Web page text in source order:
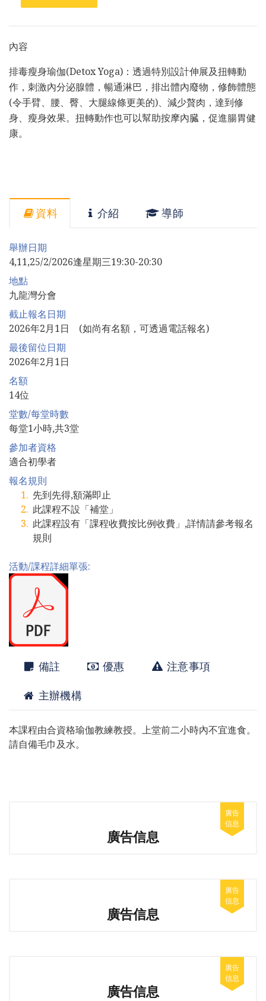
內容
排毒瘦身瑜伽(Detox Yoga)：透過特別設計伸展及扭轉動
作，刺激內分泌腺體，暢通淋巴，排出體內廢物，修飾體態
(令手臂、腰、臀、大腿線條更美的)、減少贅肉，達到修
身、瘦身效果。扭轉動作也可以幫助按摩內臓，促進腸胃健
康。
資料 介紹 導師
舉辦日期
4,11,25/2/2026逢星期三19:30-20:30
地點
九龍灣分會
截止報名日期
2026年2月1日 (如尚有名額，可透過電話報名)
最後留位日期
2026年2月1日
名額
14位
堂數/每堂時數
每堂1小時,共3堂
參加者資格
適合初學者
報名規則
先到先得,額滿即止
此課程不設「補堂」
此課程設有「課程收費按比例收費」,詳情請參考報名
規則
活動/課程詳細單張:
備註 優惠 注意事項
主辦機構
本課程由合資格瑜伽教練教授。上堂前二小時內不宜進食。
請自備毛巾及水。
廣告信息
廣告信息
廣告信息